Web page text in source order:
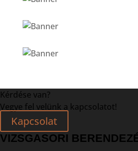
Kérdése van?
Vegye fel velünk a kapcsolatot!
Kapcsolat
VIZSGASORI